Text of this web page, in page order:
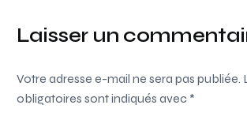
Laisser un
Votre adresse e-mail ne sera pas publiée.
obligatoires sont indiqués avec *